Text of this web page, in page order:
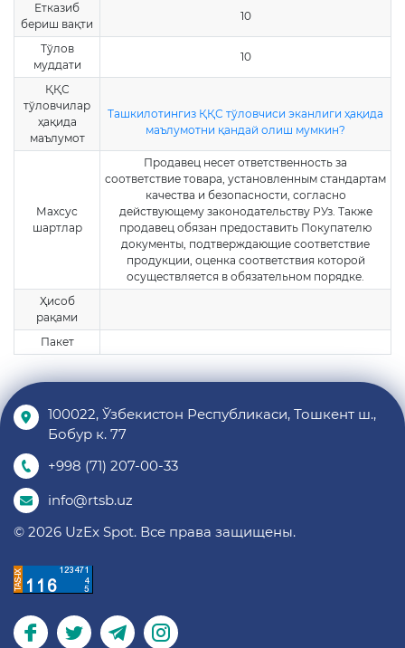
Етказиб
бериш вақти
10
Тўлов
муддати
10
ҚҚС
тўловчилар
ҳақида
маълумот
Ташкилотингиз ҚҚС тўловчиси эканлиги ҳақида
маълумотни қандай олиш мумкин?
Махсус
шартлар
Продавец несет ответственность за
соответствие товара, установленным стандартам
качества и безопасности, согласно
действующему законодательству РУз. Также
продавец обязан предоставить Покупателю
документы, подтверждающие соответствие
продукции, оценка соответствия которой
осуществляется в обязательном порядке.
Ҳисоб
рақами
Пакет
100022, Ўзбекистон Республикаси, Тошкент ш.,
Бобур к. 77
+998 (71) 207-00-33
info@rtsb.uz
© 2026 UzEx Spot. Все права защищены.